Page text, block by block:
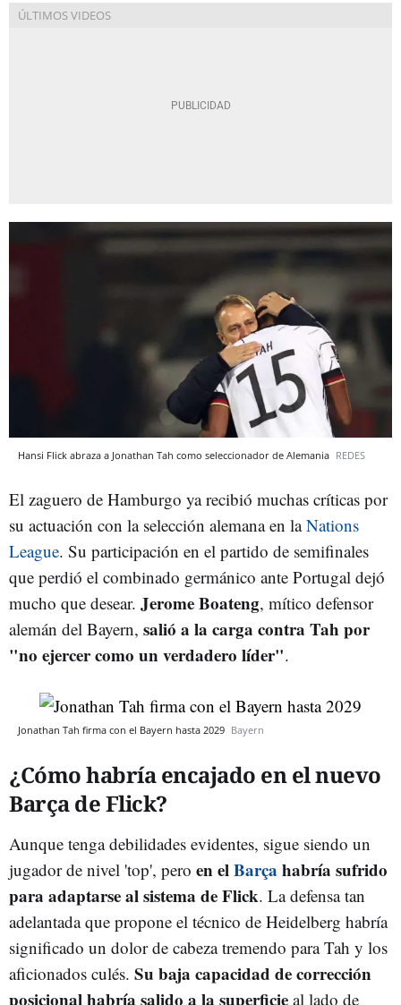
Hansi Flick abraza a Jonathan Tah como seleccionador de Alemania REDES
El zaguero de Hamburgo ya recibió muchas críticas por
su actuación con la selección alemana en laNations
League. Su participación en el partido de semifinales
que perdió el combinado germánico ante Portugal dejó
mucho que desear. Jerome Boateng, mítico defensor
alemán del Bayern, salió a la carga contra Tah por
"no ejercer como un verdadero líder".
Jonathan Tah firma con el Bayern hasta 2029 Bayern
¿Cómo habría encajado en el nuevo
Barça de Flick?
Aunque tenga debilidades evidentes, sigue siendo un
jugador de nivel 'top', pero en elBarça habría sufrido
para adaptarse al sistema de Flick. La defensa tan
adelantada que propone el técnico de Heidelberg habría
significado un dolor de cabeza tremendo para Tah y los
aficionados culés. Su baja capacidad de corrección
posicional habría salido a la superficie al lado de